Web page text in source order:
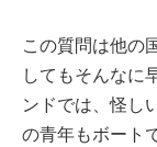
この質問は他の
してもそんなに
ンドでは、怪し
の青年もボート